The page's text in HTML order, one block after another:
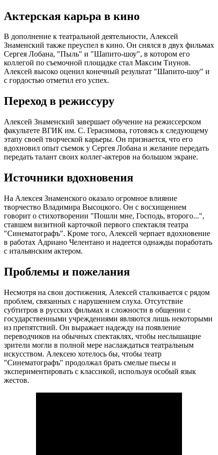
Актерская карьра в кино
В дополнение к театральной деятельности, Алексей
Знаменский также преуспел в кино. Он снялся в двух фильмах
Сергея Лобана, "Пыль" и "Шапито-шоу", в котором его
коллегой по съемочной площадке стал Максим Тиунов.
Алексей высоко оценил конечный результат "Шапито-шоу" и
с гордостью отметил его успех.
Переход в режиссуру
Алексей Знаменский завершает обучение на режиссерском
факультете ВГИК им. С. Герасимова, готовясь к следующему
этапу своей творческой карьеры. Он признается, что его
вдохновил опыт съемок у Сергея Лобана и желание передать
передать талант своих коллег-актеров на большом экране.
Источники вдохновения
На Алексея Знаменского оказало огромное влияние
творчество Владимира Высоцкого. Он с восхищением
говорит о стихотворении "Пошли мне, Господь, второго...",
ставшем визитной карточкой первого спектакля театра
"Синематографъ". Кроме того, Алексей черпает вдохновение
в работах Адриано Челентано и надеется однажды поработать
с итальянским актером.
Проблемы и пожелания
Несмотря на свои достижения, Алексей сталкивается с рядом
проблем, связанных с нарушением слуха. Отсутствие
субтитров в русских фильмах и сложности в общении с
государственными учреждениями являются лишь некоторыми
из препятствий. Он выражает надежду на появление
переводчиков на обычных спектаклях, чтобы неслышащие
зрители могли в полной мере наслаждаться театральным
искусством. Алексею хотелось бы, чтобы театр
"Синематографъ" продолжал брать смелые пьесы и
экспериментировать с классикой, используя особый язык
жестов.